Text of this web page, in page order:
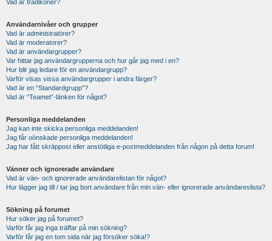
Vad är trådikoner?
Användarnivåer och grupper
Vad är administratörer?
Vad är moderatorer?
Vad är användargrupper?
Var hittar jag användargrupperna och hur går jag med i en?
Hur blir jag ledare för en användargrupp?
Varför visas vissa användargrupper i andra färger?
Vad är en “Standardgrupp”?
Vad är “Teamet”-länken för något?
Personliga meddelanden
Jag kan inte skicka personliga meddelanden!
Jag får oönskade personliga meddelanden!
Jag har fått skräppost eller anstötliga e-postmeddelanden från någon på detta forum!
Vänner och ignorerade användare
Vad är vän- och ignorerade användarelistan för något?
Hur lägger jag till / tar jag bort användare från min vän- eller ignorerade användareslista?
Sökning på forumet
Hur söker jag på forumet?
Varför får jag inga träffar på min sökning?
Varför får jag en tom sida när jag försöker söka!?